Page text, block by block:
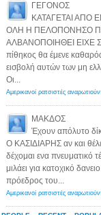
ΓΕΓΟΝΟΣ
ΚΑΤΑΓΕΤΑΙ ΑΠΟ
ΟΛΗ Η ΠΕΛΟΠΟΝΗΣΟ
ΑΛΒΑΝΟΠΟΙΗΘΕΙ ΕΙΧΕ
πίθηκος θα έμενε
εισβολή αυτών των μη
Οι...
ΜΑΚΔΟΣ
Έχουν απόλυτο
Ο ΚΑΣΙΔΙΑΡΗΣ αν και
δέχομαι ενα πνευματικό
μιλάει για κατοχικό
πρόεδρος του...